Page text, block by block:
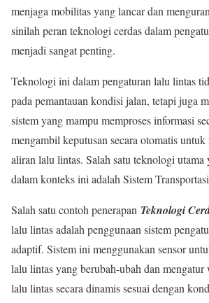
menjaga mobilitas yang lancar dan
sinilah peran teknologi cerdas dalam
menjadi sangat penting.
Teknologi ini dalam pengaturan lalu lintas
pada pemantauan kondisi jalan, tetapi juga
sistem yang mampu memproses informasi
mengambil keputusan secara otomatis
aliran lalu lintas. Salah satu teknologi utama
dalam konteks ini adalah Sistem
Salah satu contoh penerapan Teknologi
lalu lintas adalah penggunaan sistem
adaptif. Sistem ini menggunakan sensor
lalu lintas yang berubah-ubah dan
lalu lintas secara dinamis sesuai dengan